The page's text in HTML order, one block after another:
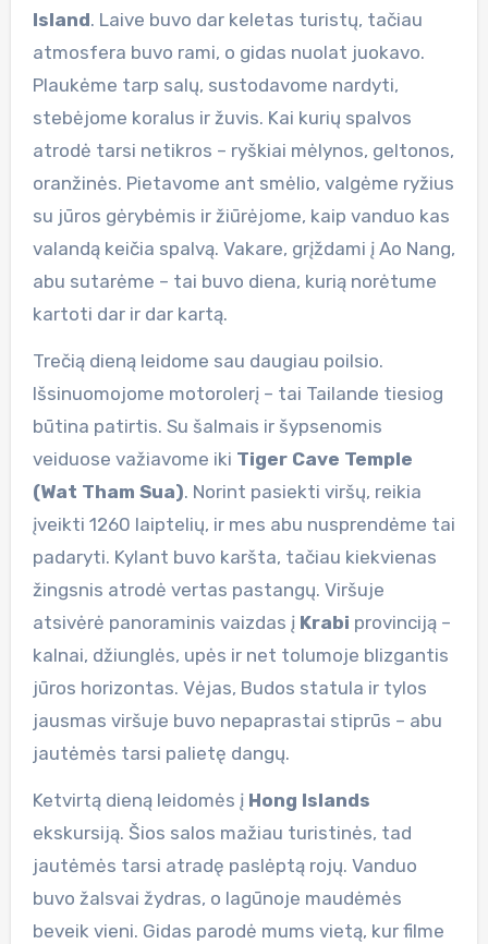
Island. Laive buvo dar keletas turistų, tačiau
atmosfera buvo rami, o gidas nuolat juokavo.
Plaukėme tarp salų, sustodavome nardyti,
stebėjome koralus ir žuvis. Kai kurių spalvos
atrodė tarsi netikros – ryškiai mėlynos, geltonos,
oranžinės. Pietavome ant smėlio, valgėme ryžius
su jūros gėrybėmis ir žiūrėjome, kaip vanduo kas
valandą keičia spalvą. Vakare, grįždami į Ao Nang,
abu sutarėme – tai buvo diena, kurią norėtume
kartoti dar ir dar kartą.
Trečią dieną leidome sau daugiau poilsio.
Išsinuomojome motorolerį – tai Tailande tiesiog
būtina patirtis. Su šalmais ir šypsenomis
veiduose važiavome iki Tiger Cave Temple
(Wat Tham Sua). Norint pasiekti viršų, reikia
įveikti 1260 laiptelių, ir mes abu nusprendėme tai
padaryti. Kylant buvo karšta, tačiau kiekvienas
žingsnis atrodė vertas pastangų. Viršuje
atsivėrė panoraminis vaizdas į Krabi provinciją –
kalnai, džiunglės, upės ir net tolumoje blizgantis
jūros horizontas. Vėjas, Budos statula ir tylos
jausmas viršuje buvo nepaprastai stiprūs – abu
jautėmės tarsi palietę dangų.
Ketvirtą dieną leidomės į Hong Islands
ekskursiją. Šios salos mažiau turistinės, tad
jautėmės tarsi atradę paslėptą rojų. Vanduo
buvo žalsvai žydras, o lagūnoje maudėmės
beveik vieni. Gidas parodė mums vietą, kur filme